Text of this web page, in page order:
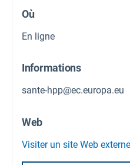
Où
En ligne
Informations
sante-hpp@ec.europa.eu
Web
Visiter un site Web externe